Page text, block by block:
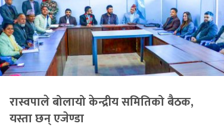
रास्वपाले बोलायो केन्द्रीय समितिको बैठक,
यस्ता छन् एजेण्डा